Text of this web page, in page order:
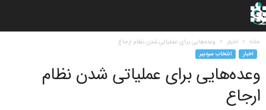
خانه اخبار وعده‌هایی برای عملیاتی شدن نظام ارجاع
اخبار انتخاب سردبیر
وعده‌هایی برای عملیاتی شدن نظام
ارجاع